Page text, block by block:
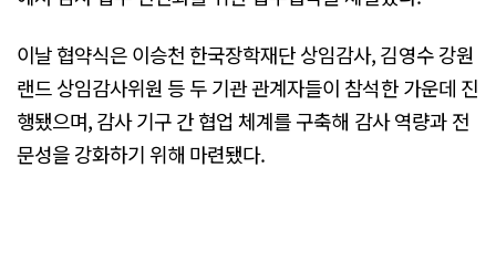
이날 협약식은 이승천 한국장학재단 상임감사, 김영수 강원
랜드 상임감사위원 등 두 기관 관계자들이 참석한 가운데 진
행됐으며, 감사 기구 간 협업 체계를 구축해 감사 역량과 전
문성을 강화하기 위해 마련됐다.